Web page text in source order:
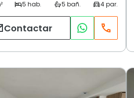
Contactar